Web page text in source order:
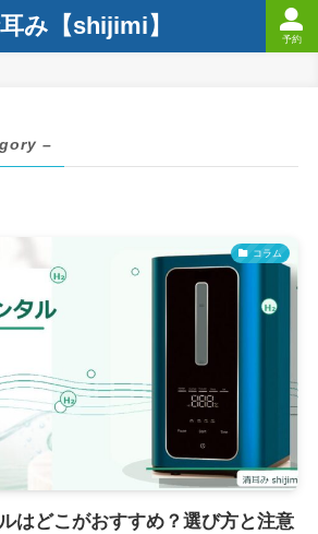
み【shijimi】 予約
–
コラム
はどこがおすすめ？選び方と注意